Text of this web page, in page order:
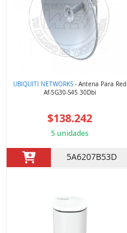
UBIQUITI NETWORKS - Antena Para Red
Af-5G30-S45 30Dbi
$138.242
5 unidades
5A6207B53D